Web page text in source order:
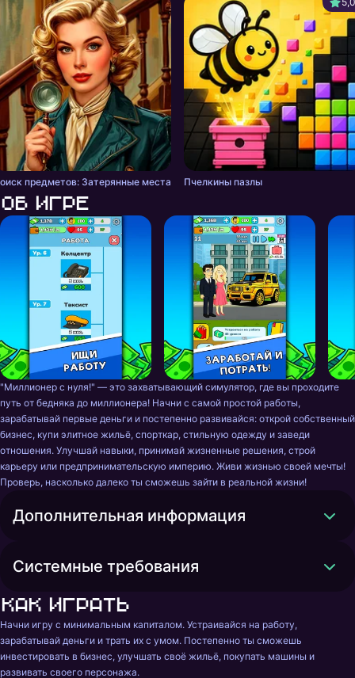
предметов: Затерянные места Пчелкины пазлы
Об игре
"Миллионер с нуля!" — это захватывающий симулятор, где вы проходите
путь от бедняка до миллионера! Начни с самой простой работы,
зарабатывай первые деньги и постепенно развивайся: открой собственный
бизнес, купи элитное жильё, спорткар, стильную одежду и заведи
отношения. Улучшай навыки, принимай жизненные решения, строй
карьеру или предпринимательскую империю. Живи жизнью своей мечты!
Проверь, насколько далеко ты сможешь зайти в реальной жизни!
Дополнительная информация
Системные требования
Как играть
Начни игру с минимальным капиталом. Устраивайся на работу,
зарабатывай деньги и трать их с умом. Постепенно ты сможешь
инвестировать в бизнес, улучшать своё жильё, покупать машины и
развивать своего персонажа.